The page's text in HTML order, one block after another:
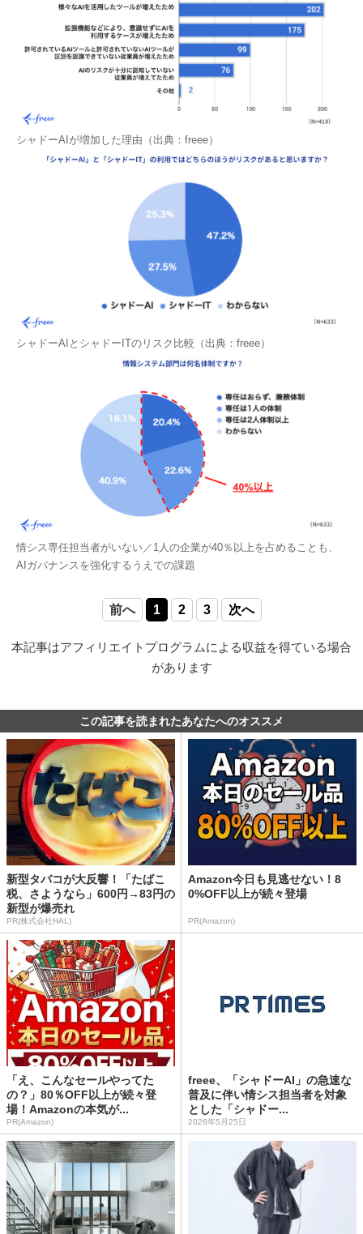
シャドーAIが増加した理由（出典：freee）
シャドーAIとシャドーITのリスク比較（出典：freee）
情シス専任担当者がいない／1人の企業が40％以上を占めることも、
AIガバナンスを強化するうえでの課題
前へ 1 2 3 次へ
本記事はアフィリエイトプログラムによる収益を得ている場合
があります
この記事を読まれたあなたへのオススメ
新型タバコが大反響！「たばこ
税、さようなら」600円→83円の
新型が爆売れ
PR(株式会社HAL)
Amazon今日も見逃せない！8
0%OFF以上が続々登場
PR(Amazon)
「え、こんなセールやってた
の？」80％OFF以上が続々登
場！Amazonの本気が...
PR(Amazon)
freee、「シャドーAI」の急速な
普及に伴い情シス担当者を対象
とした「シャドー...
2026年5月25日